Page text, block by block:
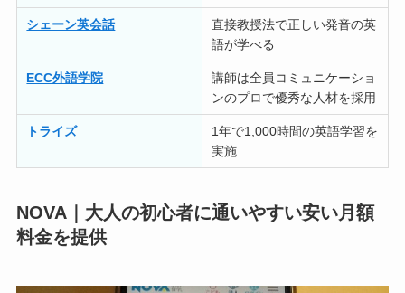
シェーン英会話
直接教授法で正しい発音の英
語が学べる
ECC外語学院
講師は全員コミュニケーショ
ンのプロで優秀な人材を採用
トライズ
1年で1,000時間の英語学習を
実施
NOVA｜大人の初心者に通いやすい安い月額
料金を提供